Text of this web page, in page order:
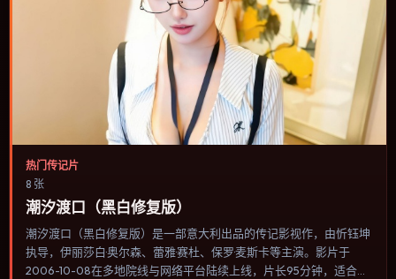
热门传记片
8 张
潮汐渡口（黑白修复版）
潮汐渡口（黑白修复版）是一部意大利出品的传记影视作，由忻钰坤
执导，伊丽莎白·奥尔森、蕾雅·赛杜、保罗·麦斯卡等主演。影片于
2006-10-08在多地院线与网络平台陆续上线，片长95分钟，适合喜